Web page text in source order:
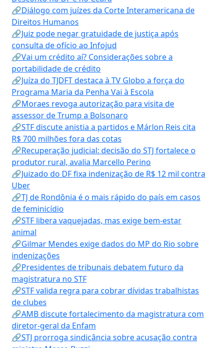
🔗Diálogo com juízes da Corte Interamericana de
Direitos Humanos
🔗Juiz pode negar gratuidade de justiça após
consulta de ofício ao Infojud
🔗Vai um crédito aí? Considerações sobre a
portabilidade de crédito
🔗Juíza do TJDFT destaca à TV Globo a força do
Programa Maria da Penha Vai à Escola
🔗Moraes revoga autorização para visita de
assessor de Trump a Bolsonaro
🔗STF discute anistia a partidos e Márlon Reis cita
R$ 700 milhões fora das cotas
🔗Recuperação judicial: decisão do STJ fortalece o
produtor rural, avalia Marcello Perino
🔗Juizado do DF fixa indenização de R$ 12 mil contra
Uber
🔗TJ de Rondônia é o mais rápido do país em casos
de feminicídio
🔗STF libera vaquejadas, mas exige bem-estar
animal
🔗Gilmar Mendes exige dados do MP do Rio sobre
indenizações
🔗Presidentes de tribunais debatem futuro da
magistratura no STF
🔗STF valida regra para cobrar dívidas trabalhistas
de clubes
🔗AMB discute fortalecimento da magistratura com
diretor-geral da Enfam
🔗STJ prorroga sindicância sobre acusação contra